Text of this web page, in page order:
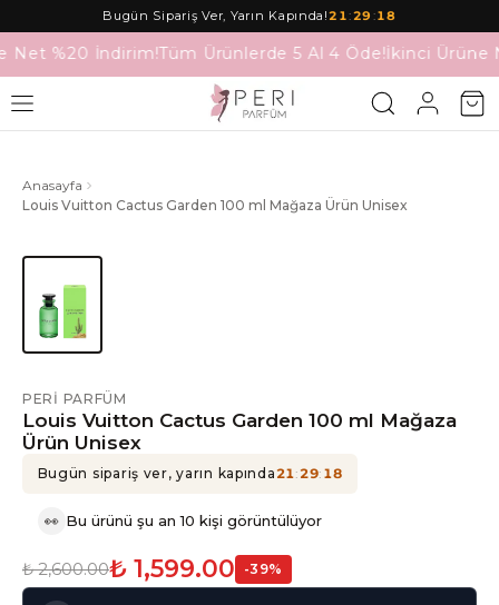
Bugün Sipariş Ver, Yarın Kapında!21:29 :18
Net %20 İndirim!Tüm Ürünlerde 5 Al 4 Öde!İkinci Ürüne
Anasayfa
Louis Vuitton Cactus Garden 100 ml Mağaza Ürün Unisex
PERI PARFÜM
Louis Vuitton Cactus Garden 100 ml Mağaza
Ürün Unisex
Bugün sipariş ver, yarın kapında21:29: 18
👀 Bu ürünü şu an 10 kişi görüntülüyor
₺ 2,600.00₺ 1,599.00 -39%